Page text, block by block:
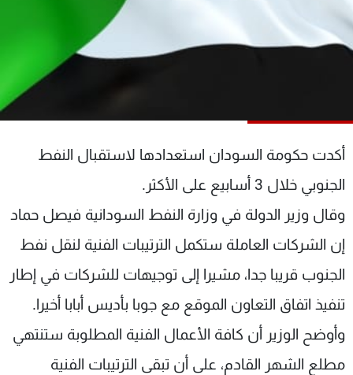
أكدت حكومة السودان استعدادها لاستقبال النفط
الجنوبي خلال 3 أسابيع على الأكثر.
وقال وزير الدولة في وزارة النفط السودانية فيصل حماد
إن الشركات العاملة ستكمل الترتيبات الفنية لنقل نفط
الجنوب قريبا جدا، مشيرا إلى توجيهات للشركات في إطار
تنفيذ اتفاق التعاون الموقع مع جوبا بأديس أبابا أخيرا.
وأوضح الوزير أن كافة الأعمال الفنية المطلوبة ستنتهي
مطلع الشهر القادم، على أن تبقى الترتيبات الفنية
عن MTV
الإنـتـاج
لاعلاناتكم
وظائف
تواصل معنا
شروط الإسـتخدام